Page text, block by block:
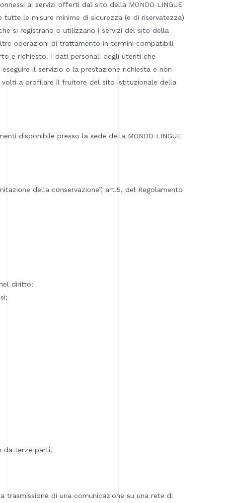
ai servizi offerti dal sito della MONDO LINGUE
le misure minime di sicurezza (e di riservatezza)
si registrano o utilizzano i servizi del sito della
operazioni di trattamento in termini compatibili
e richiesto. I dati personali degli utenti che
il servizio o la prestazione richiesta e non
a profilare il fruitore del sito istituzionale della
disponibile presso la sede della MONDO LINGUE
della conservazione”, art.5, del Regolamento
diritto:
da terze parti.
di una comunicazione su una rete di